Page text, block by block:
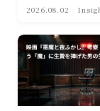
2026.08.02